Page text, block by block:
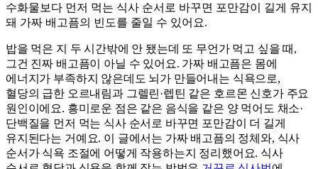
수화물보다 먼저 먹는 식사 순서로 바꾸면 포만감이 길게 유지
돼 가짜 배고픔의 빈도를 줄일 수 있어요.
밥을 먹은 지 두 시간밖에 안 됐는데 또 무언가 먹고 싶을 때,
그건 진짜 배고픔이 아닐 수 있어요. 가짜 배고픔은 몸에
에너지가 부족하지 않은데도 뇌가 만들어내는 식욕으로,
혈당의 급한 오르내림과 그렐린·렙틴 같은 호르몬 신호가 주요
원인이에요. 흥미로운 점은 같은 음식을 같은 양 먹어도 채소·
단백질을 먼저 먹는 식사 순서로 바꾸면 포만감이 더 길게
유지된다는 거예요. 이 글에서는 가짜 배고픔의 정체와, 식사
순서가 식욕 조절에 어떻게 작용하는지 정리했어요. 식사